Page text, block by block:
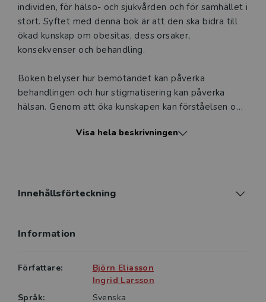
individen, för hälso- och sjukvården och för samhället i
stort. Syftet med denna bok är att den ska bidra till
ökad kunskap om obesitas, dess orsaker,
konsekvenser och behandling.
Boken belyser hur bemötandet kan påverka
behandlingen och hur stigmatisering kan påverka
hälsan. Genom att öka kunskapen kan förståelsen om
av fördomar och stigmatisering minska.
vetenskapligt kartlagda fakta. Med en kombination av
levnadsvaneförändringar, läkemedel och
Obesitas riktar sig till studenter samt de i hälso- och
sjukvården, läkare, sjuksköterskor, dietister,
Visa hela beskrivningen
Innehållsförteckning
Information
Författare:
Björn Eliasson
Ingrid Larsson
Språk:
Svenska